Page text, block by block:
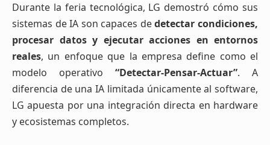
Durante la feria tecnológica, LG demostró cómo sus
sistemas de IA son capaces dedetectar condiciones,
procesar datos y ejecutar acciones en entornos
reales, un enfoque que la empresa define como el
modelo operativo “Detectar-Pensar-Actuar”. A
diferencia de una IA limitada únicamente al software,
LG apuesta por una integración directa en hardware
y ecosistemas completos.